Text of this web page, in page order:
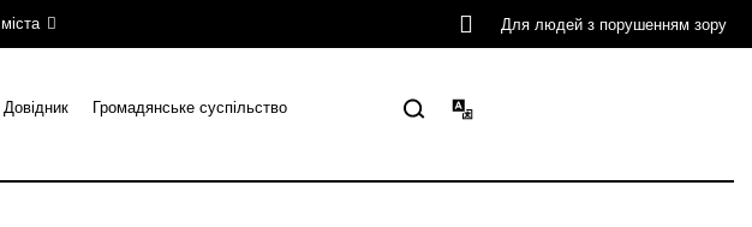
Для людей з порушенням зору
Довідник Громадянське суспільство